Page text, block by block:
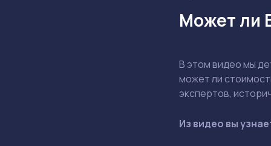
Может ли
Вэтомвидеомы
можетли
экспертов,
Из видео вы